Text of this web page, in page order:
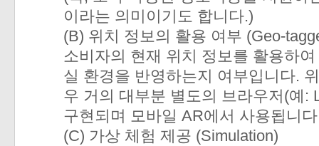
이라는 의미이기도 합니다.)
(B) 위치 정보의 활용 여부 (Geo-
소비자의 현재 위치 정보를 활용하
실 환경을 반영하는지 여부입니다.
우 거의 대부분 별도의 브라우저(예:
구현되며 모바일 AR에서 사용됩니
(C) 가상 체험 제공 (Simulation)